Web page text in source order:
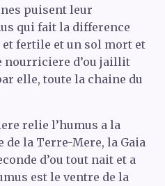
puisent leur
qui fait la difference
fertile et un sol mort et
nourriciere d’ou jaillit
elle, toute la chaine du
relie l’humus a la
la Terre-Mere, la Gaia
d’ou tout nait et a
est le ventre de la